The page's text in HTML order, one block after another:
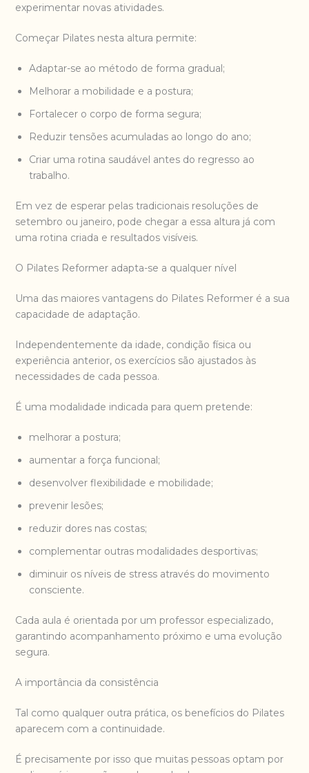
experimentar novas atividades.
Começar Pilates nesta altura permite:
Adaptar-se ao método de forma gradual;
Melhorar a mobilidade e a postura;
Fortalecer o corpo de forma segura;
Reduzir tensões acumuladas ao longo do ano;
Criar uma rotina saudável antes do regresso ao
trabalho.
Em vez de esperar pelas tradicionais resoluções de
setembro ou janeiro, pode chegar a essa altura já com
uma rotina criada e resultados visíveis.
O Pilates Reformer adapta-se a qualquer nível
Uma das maiores vantagens do Pilates Reformer é a sua
capacidade de adaptação.
Independentemente da idade, condição física ou
experiência anterior, os exercícios são ajustados às
necessidades de cada pessoa.
É uma modalidade indicada para quem pretende:
melhorar a postura;
aumentar a força funcional;
desenvolver flexibilidade e mobilidade;
prevenir lesões;
reduzir dores nas costas;
complementar outras modalidades desportivas;
diminuir os níveis de stress através do movimento
consciente.
Cada aula é orientada por um professor especializado,
garantindo acompanhamento próximo e uma evolução
segura.
A importância da consistência
Tal como qualquer outra prática, os benefícios do Pilates
aparecem com a continuidade.
É precisamente por isso que muitas pessoas optam por